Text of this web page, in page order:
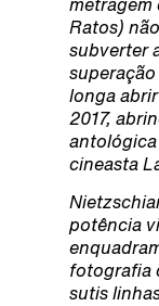
metragem
Ratos)
subverter
superação
longa
2017,
antológica
cineasta
potência
fotografia
sutis